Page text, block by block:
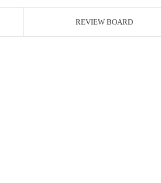
REVIEW BOARD